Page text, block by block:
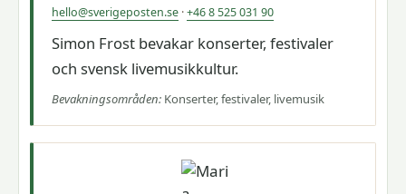
hello@sverigeposten.se ·+46 8 525 031 90
Simon Frost bevakar konserter, festivaler
och svensk livemusikkultur.
Bevakningsområden: Konserter, festivaler, livemusik